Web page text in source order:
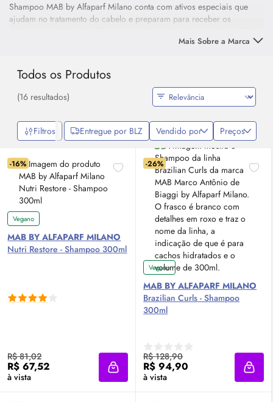
Shampoo MAB by Alfaparf Milano conta com ativos especiais que
ajudam no tratamento do cabelo e preparam para receber os
Mais Sobre a Marca
Todos os Produtos
(16 resultados)
Filtros Entregue por BLZ Vendido por Preços
-16%
Vegano
MAB BY ALFAPARF MILANO
Nutri Restore - Shampoo 300ml
R$ 81,02
R$ 67,52
à vista Adicionar à sacola
-26%
Vegano
MAB BY ALFAPARF MILANO
Brazilian Curls - Shampoo
300ml
R$ 128,90
R$ 94,90
à vista